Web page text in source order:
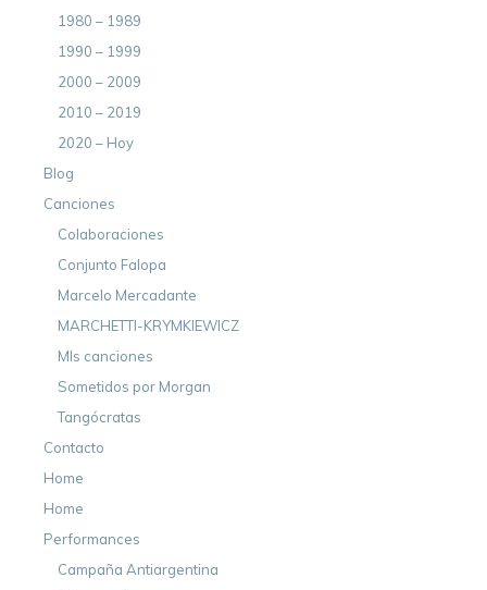
1980 – 1989
1990 – 1999
2000 – 2009
2010 – 2019
2020 – Hoy
Blog
Canciones
Colaboraciones
Conjunto Falopa
Marcelo Mercadante
MARCHETTI-KRYMKIEWICZ
MIs canciones
Sometidos por Morgan
Tangócratas
Contacto
Home
Home
Performances
Campaña Antiargentina